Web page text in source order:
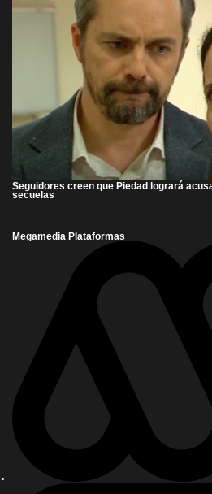
Seguidores creen que Piedad logrará
secuelas
Megamedia Plataformas